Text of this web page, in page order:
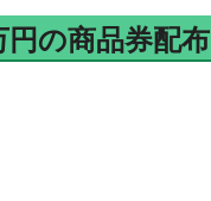
円の商品券配布